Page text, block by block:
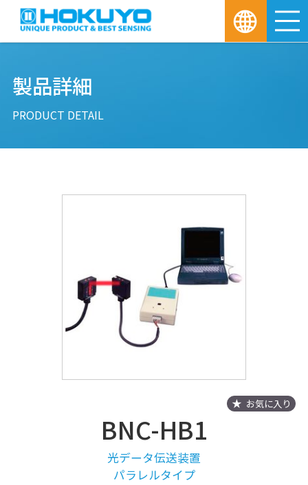
製品詳細
PRODUCT DETAIL
お気に入り
BNC-HB1
光データ伝送装置
パラレルタイプ